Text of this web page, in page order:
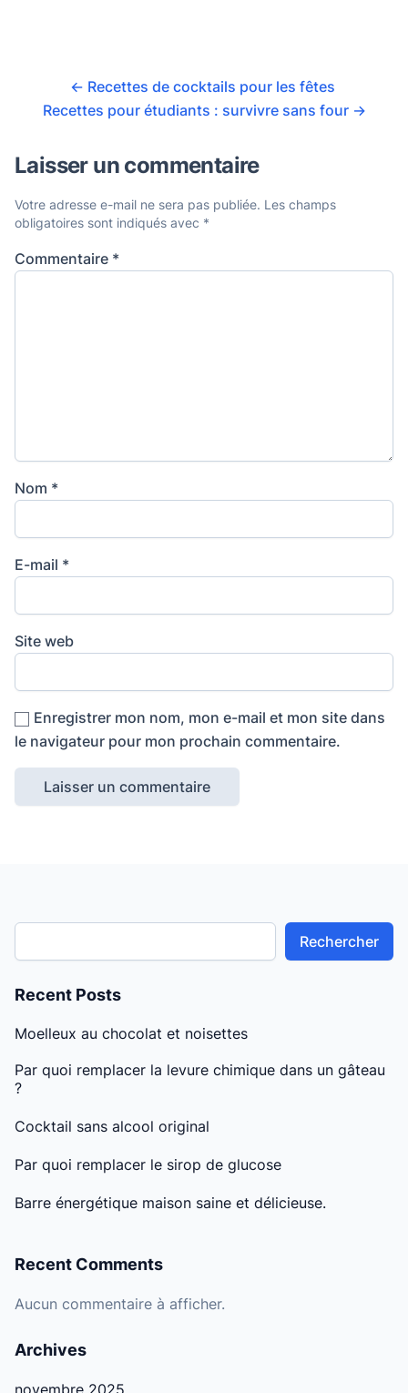
← Recettes de cocktails pour les fêtes
Recettes pour étudiants : survivre sans four →
Laisser un commentaire
Votre adresse e-mail ne sera pas publiée. Les champs
obligatoires sont indiqués avec *
Commentaire *
Nom *
E-mail *
Site web
Enregistrer mon nom, mon e-mail et mon site dans
le navigateur pour mon prochain commentaire.
Rechercher
Recent Posts
Moelleux au chocolat et noisettes
Par quoi remplacer la levure chimique dans un gâteau
?
Cocktail sans alcool original
Par quoi remplacer le sirop de glucose
Barre énergétique maison saine et délicieuse.
Recent Comments
Aucun commentaire à afficher.
Archives